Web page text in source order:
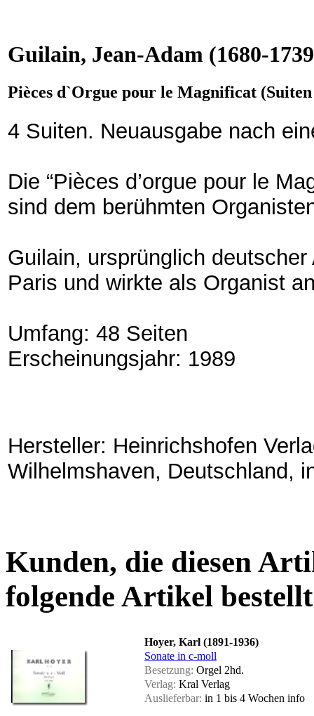
Guilain, Jean-Adam (1680-
Pièces d`Orgue pour le Magnificat
4 Suiten. Neuausgabe nach
Die “Pièces d’orgue pour le
sind dem berühmten
Guilain, ursprünglich
Paris und wirkte als Organist
Umfang: 48 Seiten
Erscheinungsjahr: 1989
Hersteller: Heinrichshofen
Wilhelmshaven, Deutschland,
Kunden, die diesen
folgende Artikel
Hoyer, Karl (1891-1936)
Sonate in c-moll
Besetzung: Orgel 2hd.
Verlag: Kral Verlag
Auslieferbar: in 1 bis 4 Wochen info